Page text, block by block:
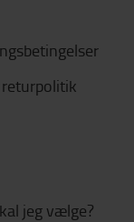
jeg vælge?